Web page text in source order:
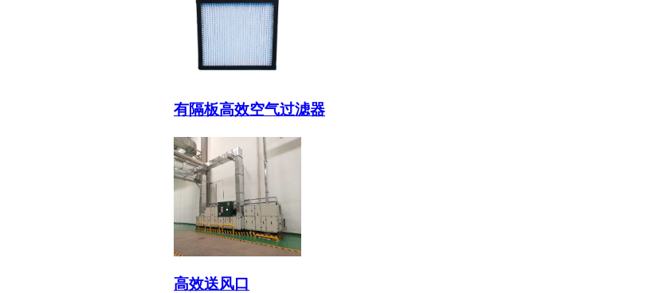
有隔板高效空气过滤器
高效送风口